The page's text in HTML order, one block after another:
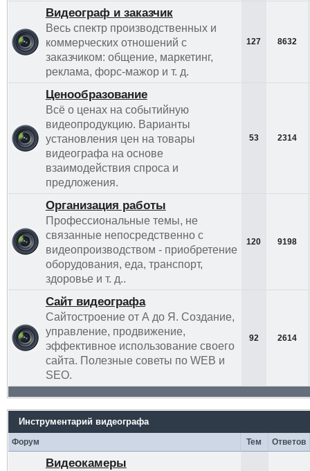
Видеограф и заказчик
Весь спектр производственных и
коммерческих отношений с
заказчиком: общение, маркетинг,
реклама, форс-мажор и т. д.
127 8632
Ценообразование
Всё о ценах на событийную
видеопродукцию. Варианты
установления цен на товары
видеографа на основе
взаимодействия спроса и
предложения.
53 2314
Организация работы
Профессиональные темы, не
связанные непосредственно с
видеопроизводством - приобретение
оборудования, еда, транспорт,
здоровье и т. д..
120 9198
Сайт видеографа
Сайтостроение от А до Я. Создание,
управление, продвижение,
эффективное использование своего
сайта. Полезные советы по WEB и
SEO.
92 2614
Инструментарий видеографа
Форум Тем Ответов
Видеокамеры